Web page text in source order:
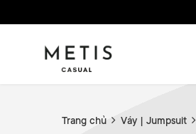
Trang chủ Váy | Jumpsuit